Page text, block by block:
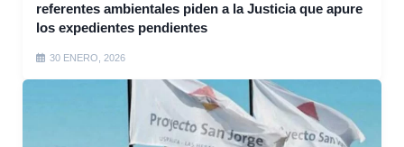
referentes ambientales piden a la Justicia que apure
los expedientes pendientes
30 ENERO, 2026